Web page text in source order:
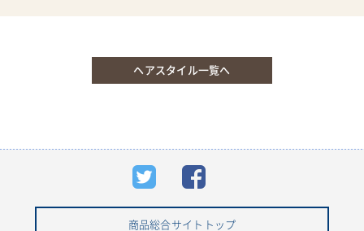
ヘアスタイル一覧へ
商品総合サイトトップ